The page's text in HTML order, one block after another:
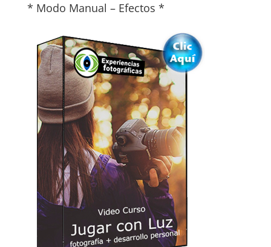
* Modo Manual – Efectos *